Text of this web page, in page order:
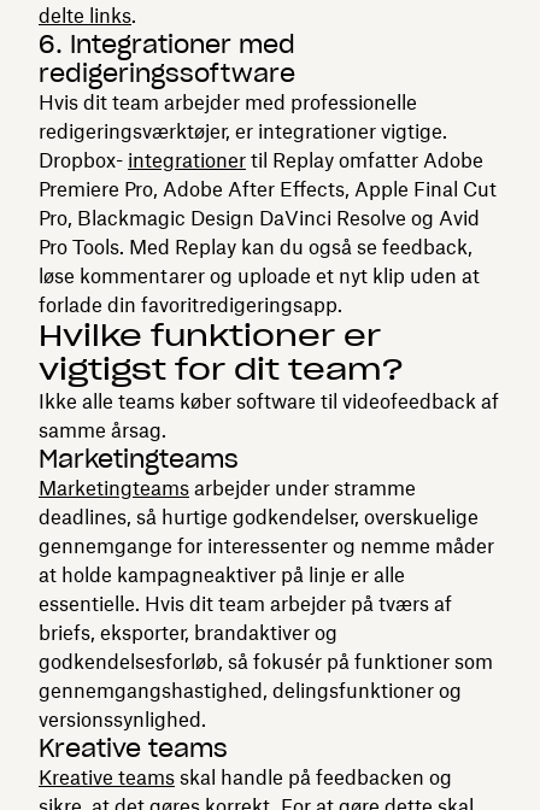
delte links.
6. Integrationer med
redigeringssoftware
Hvis dit team arbejder med professionelle
redigeringsværktøjer, er integrationer vigtige.
Dropbox- integrationer til Replay omfatter Adobe
Premiere Pro, Adobe After Effects, Apple Final Cut
Pro, Blackmagic Design DaVinci Resolve og Avid
Pro Tools. Med Replay kan du også se feedback,
løse kommentarer og uploade et nyt klip uden at
forlade din favoritredigeringsapp.
Hvilke funktioner er
vigtigst for dit team?
Ikke alle teams køber software til videofeedback af
samme årsag.
Marketingteams
Marketingteams arbejder under stramme
deadlines, så hurtige godkendelser, overskuelige
gennemgange for interessenter og nemme måder
at holde kampagneaktiver på linje er alle
essentielle. Hvis dit team arbejder på tværs af
briefs, eksporter, brandaktiver og
godkendelsesforløb, så fokusér på funktioner som
gennemgangshastighed, delingsfunktioner og
versionssynlighed.
Kreative teams
Kreative teams skal handle på feedbacken og